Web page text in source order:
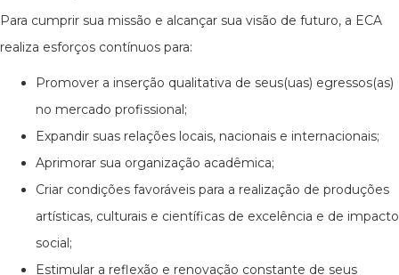
Para cumprir sua missão e alcançar sua visão de futuro, a ECA
realiza esforços contínuos para:
Promover a inserção qualitativa de seus(uas) egressos(as)
no mercado profissional;
Expandir suas relações locais, nacionais e internacionais;
Aprimorar sua organização acadêmica;
Criar condições favoráveis para a realização de produções
artísticas, culturais e científicas de excelência e de impacto
social;
Estimular a reflexão e renovação constante de seus